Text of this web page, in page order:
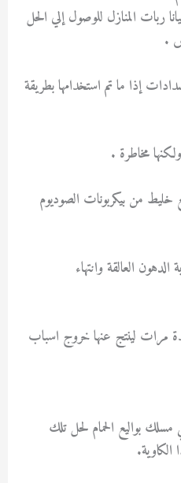
ربات المنازل للوصول إلي الحل
.
إذا ما تم استخدامها بطريقة
مخاطرة .
خليط من بيكربونات الصوديوم
العالقة وانتهاء
مرات لينتج عنها خروج اسباب
مسلك بواليع الحمام لحل تلك